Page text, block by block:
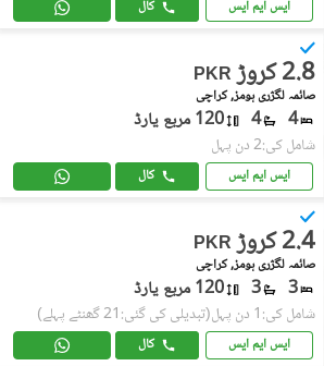
ایس ایم ایس کال
PKR 2.8 کروڑ
صائمہ لگژری ہومز, کراچی
4
4 120 مربع یارڈ
شامل کی:2 دن پہل
ایس ایم ایس کال
PKR 2.4 کروڑ
صائمہ لگژری ہومز, کراچی
3
3 120 مربع یارڈ
شامل کی:1 دن پہل (تبدیلی کی گئی:21 گھنٹے پہلے)
ایس ایم ایس کال